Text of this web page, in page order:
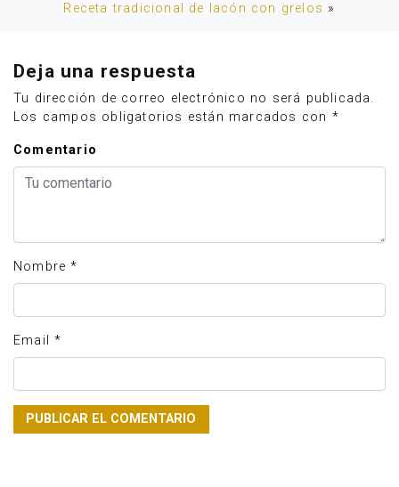
Receta tradicional de lacón con grelos »
Deja una respuesta
Tu dirección de correo electrónico no será publicada.
Los campos obligatorios están marcados con *
Comentario
Nombre *
Email *